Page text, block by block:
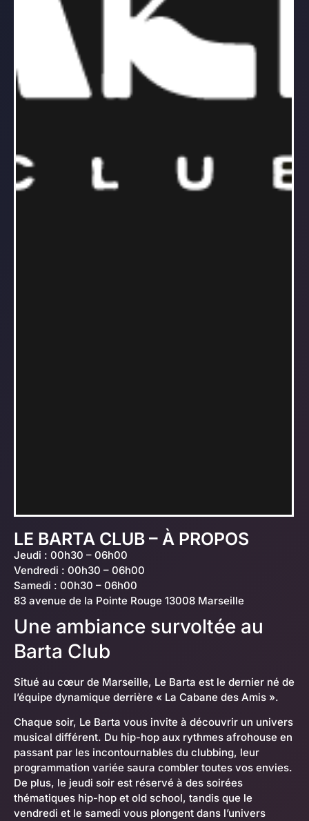
LE BARTA CLUB – À PROPOS
Jeudi : 00h30 – 06h00
Vendredi : 00h30 – 06h00
Samedi : 00h30 – 06h00
83 avenue de la Pointe Rouge 13008 Marseille
Une ambiance survoltée au
Barta Club
Situé au cœur de Marseille, Le Barta est le dernier né de
l’équipe dynamique derrière « La Cabane des Amis ».
Chaque soir, Le Barta vous invite à découvrir un univers
musical différent. Du hip-hop aux rythmes afrohouse en
passant par les incontournables du clubbing, leur
programmation variée saura combler toutes vos envies.
De plus, le jeudi soir est réservé à des soirées
thématiques hip-hop et old school, tandis que le
vendredi et le samedi vous plongent dans l’univers